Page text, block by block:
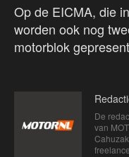
Op de EICMA, die
worden ook nog
motorblok
De
van